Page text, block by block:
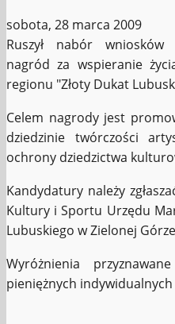
sobota, 28 marca 2009
Ruszył nabór
nagród za wspieranie
regionu "Złoty Dukat
Celem nagrody jest
dziedzinie twórczości
ochrony dziedzictwa
Kandydatury należy
Kultury i Sportu Urzędu
Lubuskiego w Zielonej
Wyróżnienia
pieniężnych indywidualnych